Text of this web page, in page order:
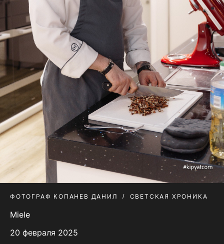
ФОТОГРАФ КОПАНЕВ ДАНИЛ СВЕТСКАЯ ХРОНИКА
Miele
20 февраля 2025